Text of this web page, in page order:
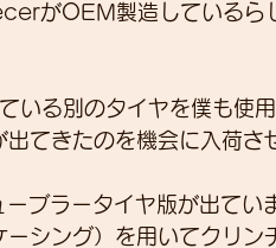
がOEM製造しているら
いる別のタイヤを僕も使
てきたのを機会に入荷さ
ブラータイヤ版が出てい
シング）を用いてクリン